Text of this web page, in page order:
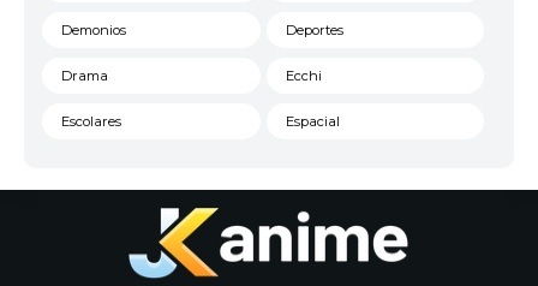
Demonios Deportes
Drama Ecchi
Escolares Espacial
Historico
Josei